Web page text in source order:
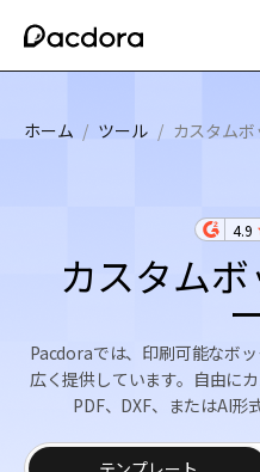
ホーム / ツール / カスタム
4.9
カスタム
Pacdoraでは、印刷可能なボ
広く提供しています。自由に
PDF、DXF、またはAI形